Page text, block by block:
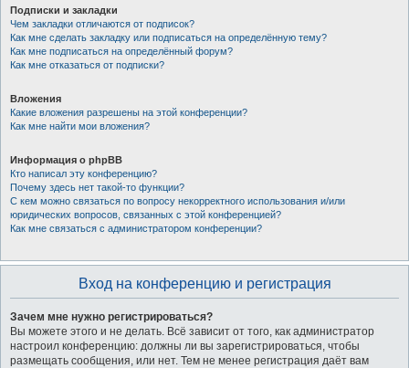
Подписки и закладки
Чем закладки отличаются от подписок?
Как мне сделать закладку или подписаться на определённую тему?
Как мне подписаться на определённый форум?
Как мне отказаться от подписки?
Вложения
Какие вложения разрешены на этой конференции?
Как мне найти мои вложения?
Информация о phpBB
Кто написал эту конференцию?
Почему здесь нет такой-то функции?
С кем можно связаться по вопросу некорректного использования и/или
юридических вопросов, связанных с этой конференцией?
Как мне связаться с администратором конференции?
Вход на конференцию и регистрация
Зачем мне нужно регистрироваться?
Вы можете этого и не делать. Всё зависит от того, как администратор
настроил конференцию: должны ли вы зарегистрироваться, чтобы
размещать сообщения, или нет. Тем не менее регистрация даёт вам